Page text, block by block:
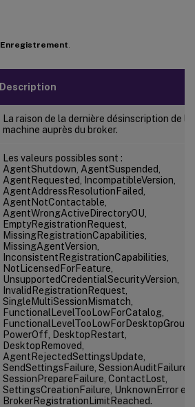
Enregistrement
Description
La raison de la dernière désinscription de la
machine auprès du broker.
Les valeurs possibles sont :
AgentShutdown, AgentSuspended,
AgentRequested, IncompatibleVersion,
AgentAddressResolutionFailed,
AgentNotContactable,
AgentWrongActiveDirectoryOU,
EmptyRegistrationRequest,
MissingRegistrationCapabilities,
MissingAgentVersion,
InconsistentRegistrationCapabilities,
NotLicensedForFeature,
UnsupportedCredentialSecurityVersion,
InvalidRegistrationRequest,
SingleMultiSessionMismatch,
FunctionalLevelTooLowForCatalog,
FunctionalLevelTooLowForDesktopGroup,
PowerOff, DesktopRestart,
DesktopRemoved,
AgentRejectedSettingsUpdate,
SendSettingsFailure, SessionAuditFailure,
SessionPrepareFailure, ContactLost,
SettingsCreationFailure, UnknownError et
BrokerRegistrationLimitReached.